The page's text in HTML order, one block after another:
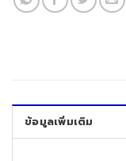
ข้อมูลเพิ่มเติม